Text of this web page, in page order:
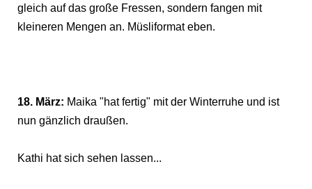
gleich auf das große Fressen, sondern fangen mit
kleineren Mengen an. Müsliformat eben.
18. März: Maika "hat fertig" mit der Winterruhe und ist
nun gänzlich draußen.
Kathi hat sich sehen lassen...